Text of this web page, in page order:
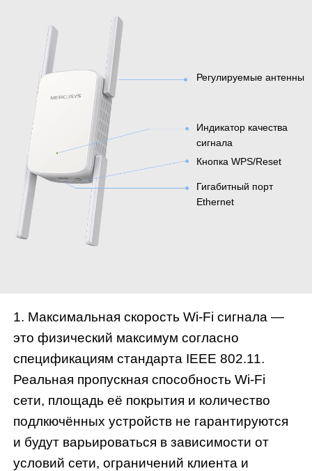
Регулируемые антенны
Индикатор качества
сигнала
Кнопка WPS/Reset
Гигабитный порт
Ethernet
1. Максимальная скорость Wi-Fi сигнала —
это физический максимум согласно
спецификациям стандарта IEEE 802.11.
Реальная пропускная способность Wi-Fi
сети, площадь её покрытия и количество
подлкючённых устройств не гарантируются
и будут варьироваться в зависимости от
условий сети, ограничений клиента и